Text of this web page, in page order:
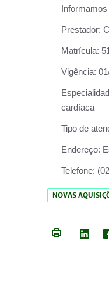
Prestador:
Matrícula:
Vigência:
cardíaca
Tipo de
Endereço:
Telefone:
NOVAS